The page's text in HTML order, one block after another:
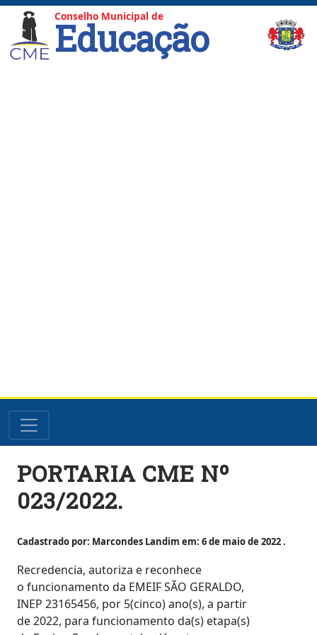
Conselho Municipal de
Educação
content
PORTARIA CME Nº
023/2022.
Cadastrado por: Marcondes Landim em: 6 de maio de 2022 .
Recredencia, autoriza e reconhece
o funcionamento da EMEIF SÃO GERALDO,
INEP 23165456, por 5(cinco) ano(s), a partir
de 2022, para funcionamento da(s) etapa(s)